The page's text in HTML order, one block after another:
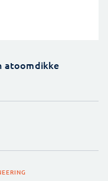
atoomdikke